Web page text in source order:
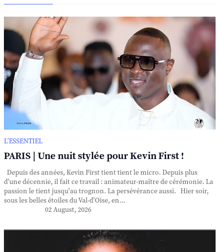
L’ESSENTIEL
PARIS | Une nuit stylée pour Kevin First !
Depuis des années, Kevin First tient tient le micro. Depuis plus
d'une décennie, il fait ce travail : animateur-maître de cérémonie. La
passion le tient jusqu'au trognon. La persévérance aussi. Hier soir,
sous les belles étoiles du Val-d'Oise, en...
02 August, 2026